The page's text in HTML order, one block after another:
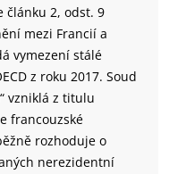
článku 2, odst. 9
mezi Francií a
vymezení stálé
z roku 2017. Soud
vzniklá z titulu
francouzské
rozhoduje o
nerezidentní